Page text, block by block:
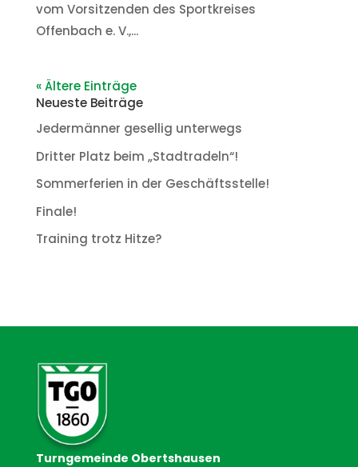
vom Vorsitzenden des Sportkreises
Offenbach e. V.,...
« Ältere Einträge
Neueste Beiträge
Jedermänner gesellig unterwegs
Dritter Platz beim „Stadtradeln“!
Sommerferien in der Geschäftsstelle!
Finale!
Training trotz Hitze?
Turngemeinde Obertshausen